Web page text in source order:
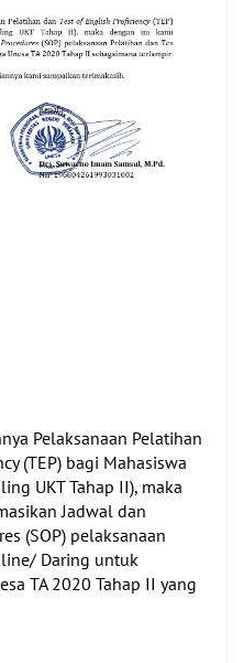
Pelaksanaan Pelatihan
(TEP) bagi Mahasiswa
UKT Tahap II), maka
Jadwal dan
(SOP) pelaksanaan
/ Daring untuk
TA 2020 Tahap II yang